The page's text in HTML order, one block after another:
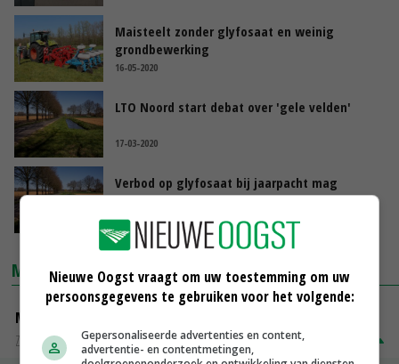
Maisteelt zonder glyfosaat en weinig
grondbewerking
16-05-2020
LTO Noord start debat over 'gele velden'
17-03-2020
Verbod op glyfosaat bij jaarpacht mag
07-03-2020
MARKTPRIJZEN
Magere melkpoeder
Zuivel NL
€ 269,00
Nieuwe Oogst vraagt om uw toestemming om uw
persoonsgegevens te gebruiken voor het volgende:
Gepersonaliseerde advertenties en content,
advertentie- en contentmetingen,